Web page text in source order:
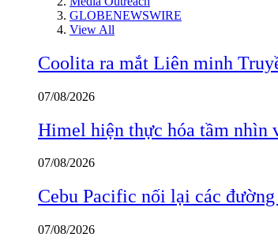
GLOBENEWSWIRE
View All
Coolita ra mắt Liên minh
07/08/2026
Himel hiện thực hóa tầm nhìn
07/08/2026
Cebu Pacific nối lại các
07/08/2026